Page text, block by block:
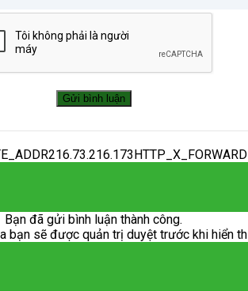
Bạn đã gửi bình luận thành công.
bạn sẽ được quản trị duyệt trước khi hiển